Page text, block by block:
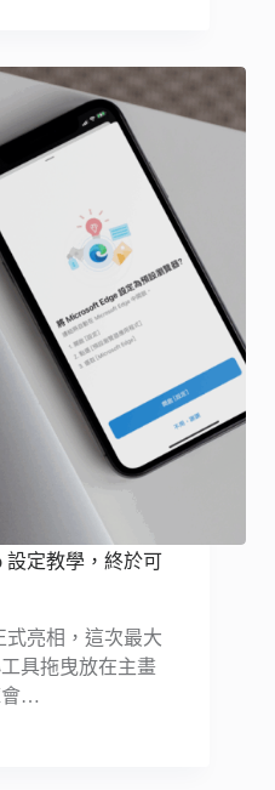
定教學，終於可
式亮相，這次最大
具拖曳放在主畫
會…